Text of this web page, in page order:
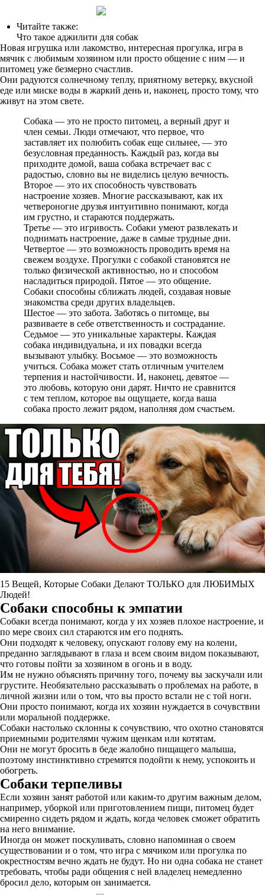
Читайте также:
Что такое аджилити для собак
Новая игрушка или лакомство, интересная прогулка, игра в
мячик с любимым хозяином или просто общение с ним — и
питомец уже безмерно счастлив.
Они радуются солнечному теплу, приятному ветерку, вкусной
еде или миске воды в жаркий день и, наконец, просто тому, что
живут на этом свете.
Собака — это не просто питомец, а верный друг и
член семьи. Люди отмечают, что первое, что
заставляет их полюбить собак еще сильнее, — это
безусловная преданность. Каждый раз, когда вы
приходите домой, ваша собака встречает вас с
радостью, словно вы не виделись целую вечность.
Второе — это их способность чувствовать
настроение хозяев. Многие рассказывают, как их
четвероногие друзья интуитивно понимают, когда
им грустно, и стараются поддержать.
Третье — это игривость. Собаки умеют развлекать и
поднимать настроение, даже в самые трудные дни.
Четвертое — это возможность проводить время на
свежем воздухе. Прогулки с собакой становятся не
только физической активностью, но и способом
насладиться природой. Пятое — это общение.
Собаки способны сближать людей, создавая новые
знакомства среди других владельцев.
Шестое — это забота. Заботясь о питомце, вы
развиваете в себе ответственность и сострадание.
Седьмое — это уникальные характеры. Каждая
собака индивидуальна, и их повадки всегда
вызывают улыбку. Восьмое — это возможность
учиться. Собака может стать отличным учителем
терпения и настойчивости. И, наконец, девятое —
это любовь, которую они дарят. Ничто не сравнится
с тем теплом, которое вы ощущаете, когда ваша
собака просто лежит рядом, наполняя дом счастьем.
15 Вещей, Которые Собаки Делают ТОЛЬКО для ЛЮБИМЫХ
Людей!
Собаки способны к эмпатии
Собаки всегда понимают, когда у их хозяев плохое настроение, и
по мере своих сил стараются им его поднять.
Они подходят к человеку, опускают голову ему на колени,
преданно заглядывают в глаза и всем своим видом показывают,
что готовы пойти за хозяином в огонь и в воду.
Им не нужно объяснять причину того, почему вы заскучали или
грустите. Необязательно рассказывать о проблемах на работе, в
личной жизни или о том, что вы просто встали не с той ноги.
Они просто понимают, когда их хозяин нуждается в сочувствии
или моральной поддержке.
Собаки настолько склонны к сочувствию, что охотно становятся
приемными родителями чужим щенкам или котятам.
Они не могут бросить в беде жалобно пищащего малыша,
поэтому инстинктивно стремятся подойти к нему, успокоить и
обогреть.
Собаки терпеливы
Если хозяин занят работой или каким-то другим важным делом,
например, уборкой или приготовлением пищи, питомец будет
смиренно сидеть рядом и ждать, когда человек сможет обратить
на него внимание.
Иногда он может поскуливать, словно напоминая о своем
существовании и о том, что игра с мячиком или прогулка по
окрестностям вечно ждать не будут. Но ни одна собака не станет
требовать, чтобы ради общения с ней владелец немедленно
бросил дело, которым он занимается.